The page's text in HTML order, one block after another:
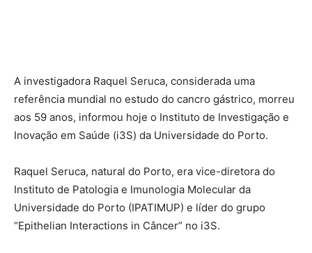
A investigadora Raquel Seruca, considerada uma
referência mundial no estudo do cancro gástrico, morreu
aos 59 anos, informou hoje o Instituto de Investigação e
Inovação em Saúde (i3S) da Universidade do Porto.
Raquel Seruca, natural do Porto, era vice-diretora do
Instituto de Patologia e Imunologia Molecular da
Universidade do Porto (IPATIMUP) e líder do grupo
“Epithelian Interactions in Câncer” no i3S.